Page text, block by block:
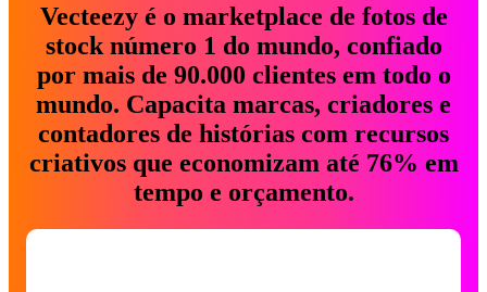
Vecteezy é o marketplace de fotos de
stock número 1 do mundo, confiado
por mais de 90.000 clientes em todo o
mundo. Capacita marcas, criadores e
contadores de histórias com recursos
criativos que economizam até 76% em
tempo e orçamento.